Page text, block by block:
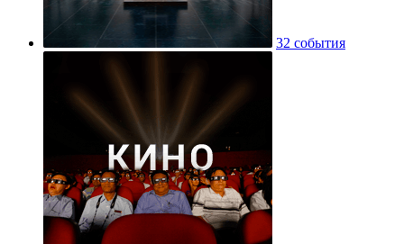
32 события